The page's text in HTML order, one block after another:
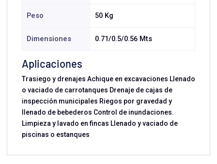
Peso 50 Kg
Dimensiones 0.71/0.5/0.56 Mts
Aplicaciones
Trasiego y drenajes Achique en excavaciones Llenado
o vaciado de carrotanques Drenaje de cajas de
inspección municipales Riegos por gravedad y
llenado de bebederos Control de inundaciones.
Limpieza y lavado en fincas Llenado y vaciado de
piscinas o estanques